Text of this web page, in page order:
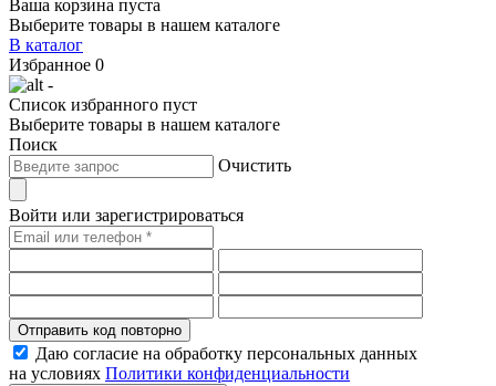
Ваша корзина пуста
Выберите товары в нашем каталоге
В каталог
Избранное 0
-
Список избранного пуст
Выберите товары в нашем каталоге
Поиск
Очистить
Войти или зарегистрироваться
Отправить код повторно
Даю согласие на обработку персональных данных
на условиях Политики конфиденциальности